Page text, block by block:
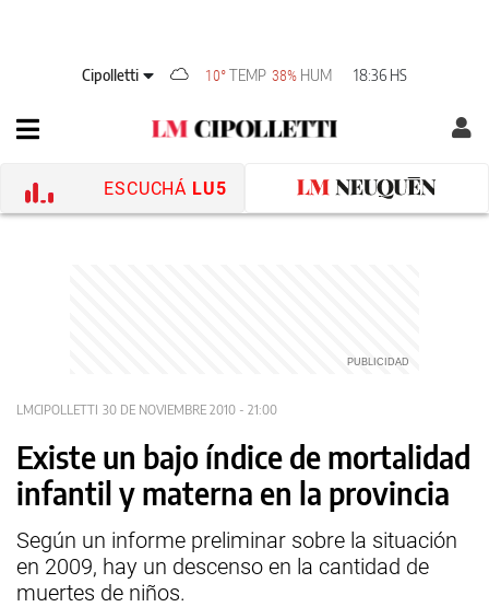
Cipolletti 10° TEMP 38% HUM 18:36 HS
ESCUCHÁ LU5
LMCIPOLLETTI 30 DE NOVIEMBRE 2010 - 21:00
Existe un bajo índice de mortalidad
infantil y materna en la provincia
Según un informe preliminar sobre la situación
en 2009, hay un descenso en la cantidad de
muertes de niños.